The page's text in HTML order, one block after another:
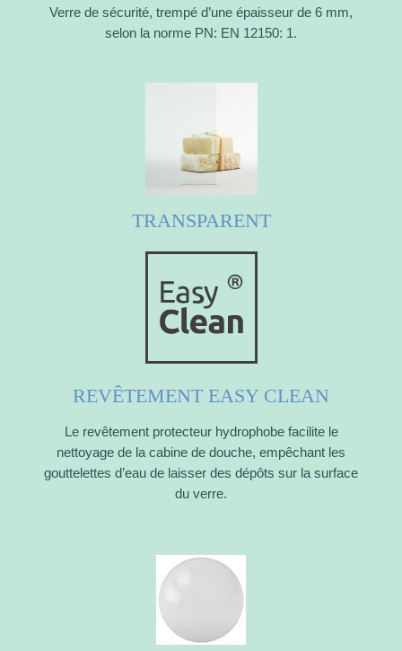
Verre de sécurité, trempé d’une épaisseur de 6 mm,
selon la norme PN: EN 12150: 1.
TRANSPARENT
REVÊTEMENT EASY CLEAN
Le revêtement protecteur hydrophobe facilite le
nettoyage de la cabine de douche, empêchant les
gouttelettes d’eau de laisser des dépôts sur la surface
du verre.